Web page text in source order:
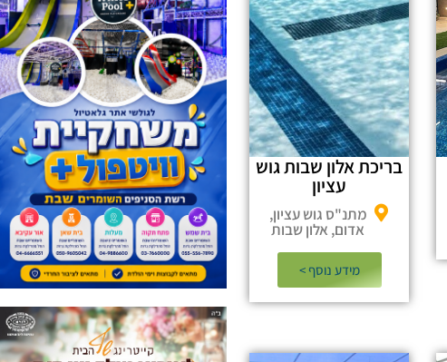
בריכת אלון שבות גוש
עציון
מתנ"ס גוש עציון,
אדום, אלון שבות
מידע נוסף >​